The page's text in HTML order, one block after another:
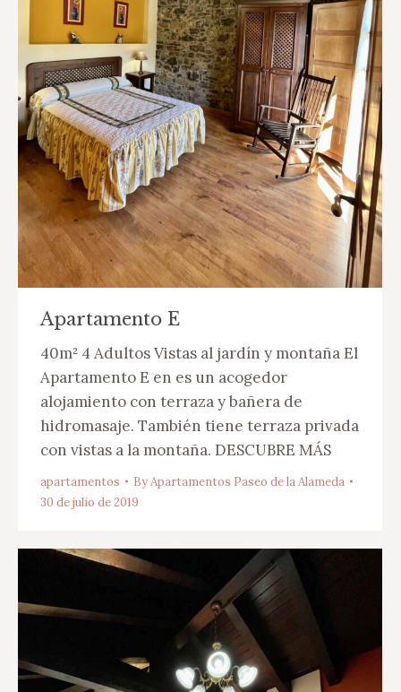
Apartamento E
40m² 4 Adultos Vistas al jardín y montaña El
Apartamento E en es un acogedor
alojamiento con terraza y bañera de
hidromasaje. También tiene terraza privada
con vistas a la montaña. DESCUBRE MÁS
apartamentos ByApartamentos Paseo de la Alameda
30 de julio de 2019